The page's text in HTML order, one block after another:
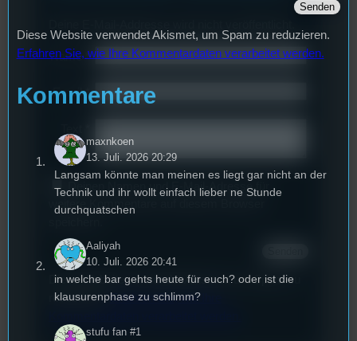
Name*
Email*
Deinen Namen und E-Mail-Adresse für
weitere Kommentare auf diesem Browser
Diese Website verwendet Akismet, um Spam zu
reduzieren.Erfahren Sie, wie Ihre
Diese Website verwendet Akismet, um Spam zu reduzieren.
Erfahren Sie, wie Ihre Kommentardaten verarbeitet werden.
Kommentare
maxnkoen
13. Juli. 2026 20:29
Langsam könnte man meinen es liegt gar nicht an der
Technik und ihr wollt einfach lieber ne Stunde
durchquatschen
Aaliyah
10. Juli. 2026 20:41
in welche bar gehts heute für euch? oder ist die
klausurenphase zu schlimm?
stufu fan #1